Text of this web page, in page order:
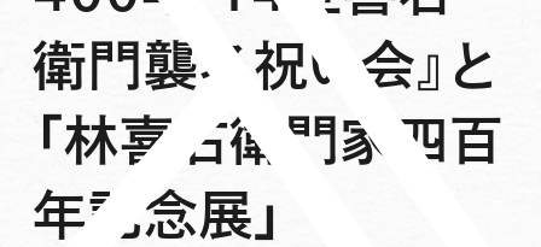
衛門襲名祝い会』と
「林喜右衛門家四百
年記念展」